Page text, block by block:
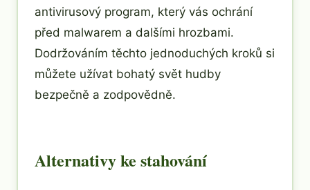
antivirusový program, který vás ochrání
před malwarem a dalšími hrozbami.
Dodržováním těchto jednoduchých kroků si
můžete užívat bohatý svět hudby
bezpečně a zodpovědně.
Alternativy ke stahování